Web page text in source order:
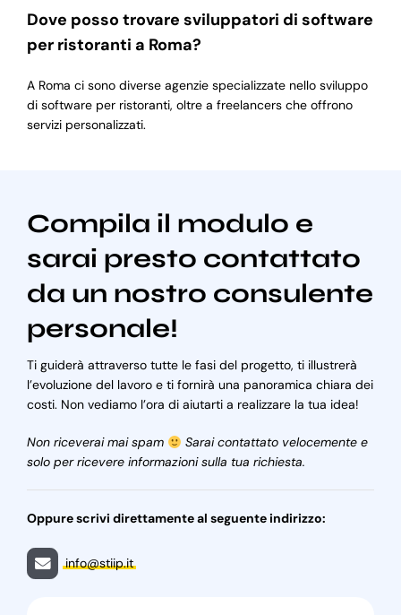
Dove posso trovare sviluppatori di software
per ristoranti a Roma?
A Roma ci sono diverse agenzie specializzate nello sviluppo
di software per ristoranti, oltre a freelancers che offrono
servizi personalizzati.
Compila il modulo e
sarai presto contattato
da un nostro consulente
personale!
Ti guiderà attraverso tutte le fasi del progetto, ti illustrerà
l’evoluzione del lavoro e ti fornirà una panoramica chiara dei
costi. Non vediamo l’ora di aiutarti a realizzare la tua idea!
Non riceverai mai spam
Sarai contattato velocemente e
solo per ricevere informazioni sulla tua richiesta.
Oppure scrivi direttamente al seguente indirizzo:
info@stiip.it